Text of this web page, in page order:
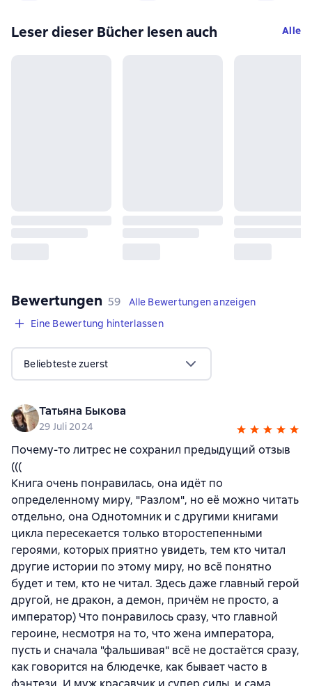
Leser dieser Bücher lesen auch Alle
Bewertungen 59 Bewertungen
59
Alle Bewertungen anzeigen
Eine Bewertung hinterlassen
Beliebteste zuerst
Татьяна Быкова
29 Juli 2024
Почему-то литрес не сохранил предыдущий отзыв
(((
Книга очень понравилась, она идёт по
определенному миру, "Разлом", но её можно читать
отдельно, она Однотомник и с другими книгами
цикла пересекается только второстепенными
героями, которых приятно увидеть, тем кто читал
другие истории по этому миру, но всё понятно
будет и тем, кто не читал. Здесь даже главный герой
другой, не дракон, а демон, причём не просто, а
император) Что понравилось сразу, что главной
героине, несмотря на то, что жена императора,
пусть и сначала "фальшивая" всё не достаётся сразу,
как говорится на блюдечке, как бывает часто в